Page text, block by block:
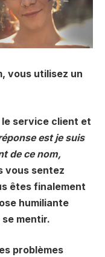
vous utilisez un
le service client et
est je suis
de ce nom,
vous sentez
êtes finalement
humiliante
mentir.
problèmes